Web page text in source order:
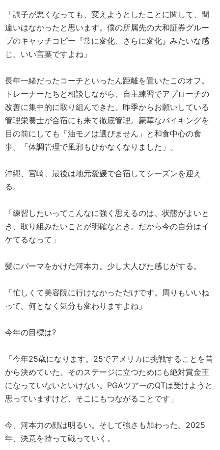
「調子が悪くなっても、変えようとしたことに関して、間
違いはなかったと思います。僕の所属先の大和証券グルー
プのキャッチコピー『常に変化、さらに変化』みたいな感
じ。いい言葉ですよね」
長年一緒だったコーチといったん距離を置いたこのオフ。
トレーナーたちと相談しながら、自主練習でアプローチの
改善に集中的に取り組んできた。昨季からお願いしている
管理栄養士が合宿にも来て徹底管理。豪華なバイキングを
目の前にしても「油モノは選びません」と和食中心の食
事。「体調管理で風邪もひかなくなりました」。
沖縄、宮崎、最後は地元愛媛で合宿してシーズンを迎え
る。
「練習したいってこんなに強く思えるのは、状態がよいと
き、取り組みたいことが明確なとき。だから今の自分はイ
ケてるなって」
髪にパーマをかけた河本力。少し大人びた感じがする。
「忙しくて美容院に行けなかっただけです。周りもいいね
って。何となく気分も変わりますよね」
今年の目標は?
「今年25歳になります。25でアメリカに挑戦することを昔
から決めていた。そのステージに立つためにも絶対賞金王
になっていないといけない。PGAツアーのQTは受けようと
思っていますけど、そこにもつながることです」
今、河本力の顔は明るい。そして強さも加わった。2025
年、決意を持って戦っていく。